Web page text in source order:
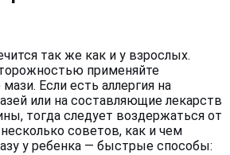
так же как и у взрослых.
применяйте
Если есть аллергия на
или на составляющие лекарств
тогда следует воздержаться от
советов, как и чем
у ребенка — быстрые способы: